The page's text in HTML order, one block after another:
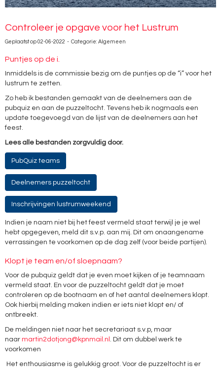
Controleer je opgave voor het Lustrum
Geplaatst op 02-06-2022 - Categorie: Algemeen
Puntjes op de i.
Inmiddels is de commissie bezig om de puntjes op de “i” voor het
lustrum te zetten.
Zo heb ik bestanden gemaakt van de deelnemers aan de
pubquiz en aan de puzzeltocht. Tevens heb ik nogmaals een
update toegevoegd van de lijst van de deelnemers aan het
feest.
Lees alle bestanden zorgvuldig door.
PubQuiz teams
Deelnemers puzzeltocht
Inschrijvingen lustrumweekend
Indien je naam niet bij het feest vermeld staat terwijl je je wel
hebt opgegeven, meld dit s.v.p. aan mij. Dit om onaangename
verrassingen te voorkomen op de dag zelf (voor beide partijen).
Klopt je team en/of sloepnaam?
Voor de pubquiz geldt dat je even moet kijken of je teamnaam
vermeld staat. En voor de puzzeltocht geldt dat je moet
controleren op de bootnaam en of het aantal deelnemers klopt.
Ook hierbij melding maken indien er iets niet klopt en/ of
ontbreekt.
De meldingen niet naar het secretariaat s.v.p, maar
naar martin2dotjong@kpnmail.nl . Dit om dubbel werk te
voorkomen
Het enthousiasme is gelukkig groot. Voor de puzzeltocht is er